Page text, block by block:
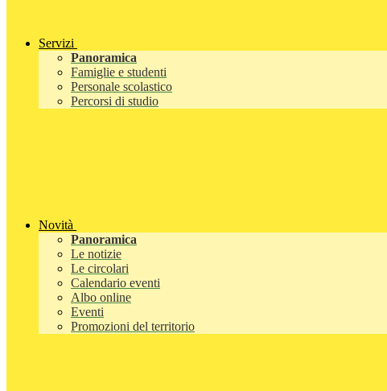
Servizi
Panoramica
Famiglie e studenti
Personale scolastico
Percorsi di studio
Novità
Panoramica
Le notizie
Le circolari
Calendario eventi
Albo online
Eventi
Promozioni del territorio